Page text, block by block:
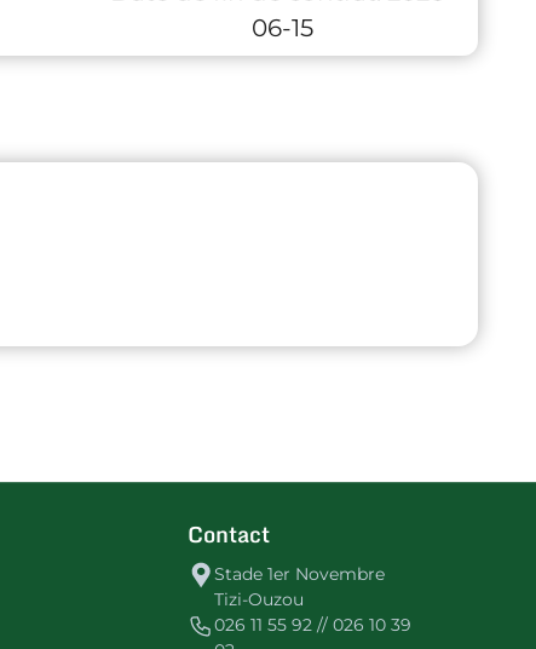
06-15
Contact
Stade 1er Novembre
Tizi-Ouzou
026 11 55 92 // 026 10 39